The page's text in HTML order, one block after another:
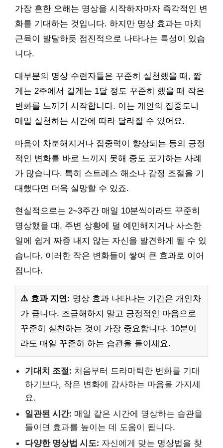
가장 흔한 오해는 명상을 시작하자마자 즉각적인 변
화를 기대하는 것입니다. 하지만 명상 효과는 마치
근육이 발달하듯 점진적으로 나타나는 특성이 있습
니다.
대부분의 명상 수련자들은 꾸준히 실천했을 때, 짧
게는 2주에서 길게는 1달 정도 꾸준히 했을 때 작은
변화를 느끼기 시작합니다. 이는 개인의 집중도나
매일 실천하는 시간에 따라 달라질 수 있어요.
마음이 차분해지거나 집중력이 향상되는 등의 긍정
적인 변화를 바로 느끼지 못해 중도 포기하는 사례
가 많습니다. 특히 스트레스 해소나 감정 조절을 기
대했다면 더욱 실망할 수 있죠.
현실적으로는 2~3주간 매일 10분씩이라도 꾸준히
명상했을 때, 주변 상황에 덜 예민해지거나 사소한
일에 쉽게 짜증 내지 않는 자신을 발견하게 될 수 있
습니다. 이러한 작은 변화들이 쌓여 큰 효과로 이어
집니다.
⚠️ 효과 지연: 명상 효과 나타나는 기간은 개인차
가 큽니다. 조급해하지 말고 긍정적인 마음으로
꾸준히 실천하는 것이 가장 중요합니다. 10분이
라도 매일 꾸준히 하는 습관을 들이세요.
기대치 조절: 처음부터 드라마틱한 변화를 기대
하기보다, 작은 변화에 감사하는 마음을 가지세
요.
일관된 시간: 매일 같은 시간에 명상하는 습관을
들이면 효과를 높이는 데 도움이 됩니다.
다양한 명상법 시도: 자신에게 맞는 명상법을 찾